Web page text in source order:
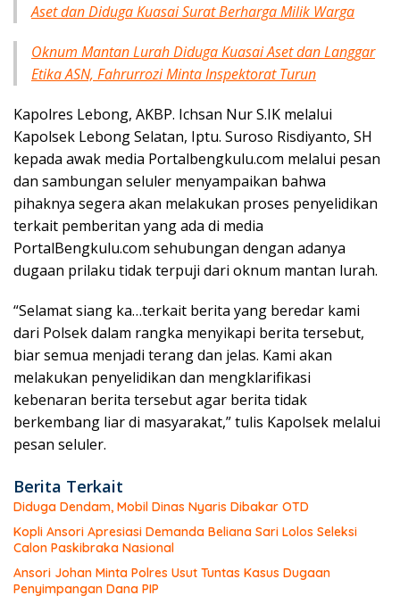
Aset dan Diduga Kuasai Surat Berharga Milik Warga
Oknum Mantan Lurah Diduga Kuasai Aset dan Langgar
Etika ASN, Fahrurrozi Minta Inspektorat Turun
Kapolres Lebong, AKBP. Ichsan Nur S.IK melalui
Kapolsek Lebong Selatan, Iptu. Suroso Risdiyanto, SH
kepada awak media Portalbengkulu.com melalui pesan
dan sambungan seluler menyampaikan bahwa
pihaknya segera akan melakukan proses penyelidikan
terkait pemberitan yang ada di media
PortalBengkulu.com sehubungan dengan adanya
dugaan prilaku tidak terpuji dari oknum mantan lurah.
“Selamat siang ka…terkait berita yang beredar kami
dari Polsek dalam rangka menyikapi berita tersebut,
biar semua menjadi terang dan jelas. Kami akan
melakukan penyelidikan dan mengklarifikasi
kebenaran berita tersebut agar berita tidak
berkembang liar di masyarakat,” tulis Kapolsek melalui
pesan seluler.
Berita Terkait
Diduga Dendam, Mobil Dinas Nyaris Dibakar OTD
Kopli Ansori Apresiasi Demanda Beliana Sari Lolos Seleksi
Calon Paskibraka Nasional
Ansori Johan Minta Polres Usut Tuntas Kasus Dugaan
Penyimpangan Dana PIP